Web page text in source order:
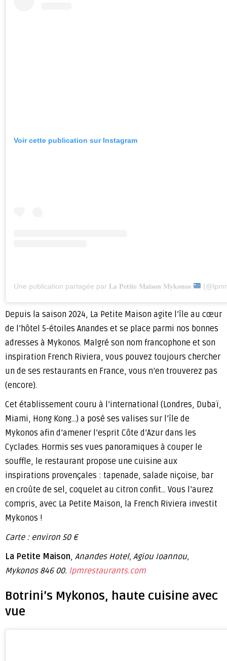
Voir cette publication sur Instagram
Une publication partagée par 𝐋𝐚 𝐏𝐞𝐭𝐢𝐭𝐞 𝐌𝐚𝐢𝐬𝐨𝐧 𝐌𝐲𝐤𝐨𝐧𝐨𝐬
Depuis la saison 2024, La Petite Maison agite l’île au cœur
de l’hôtel 5-étoiles Anandes et se place parmi nos bonnes
adresses à Mykonos. Malgré son nom francophone et son
inspiration French Riviera, vous pouvez toujours chercher
un de ses restaurants en France, vous n’en trouverez pas
(encore).
Cet établissement couru à l’international (Londres, Dubaï,
Miami, Hong Kong…) a posé ses valises sur l’île de
Mykonos afin d’amener l’esprit Côte d’Azur dans les
Cyclades. Hormis ses vues panoramiques à couper le
souffle, le restaurant propose une cuisine aux
inspirations provençales : tapenade, salade niçoise, bar
en croûte de sel, coquelet au citron confit… Vous l’aurez
compris, avec La Petite Maison, la French Riviera investit
Mykonos !
Carte : environ 50 €
La Petite Maison, Anandes Hotel, Agiou Ioannou,
Mykonos 846 00. lpmrestaurants.com
Botrini’s Mykonos, haute cuisine avec
vue